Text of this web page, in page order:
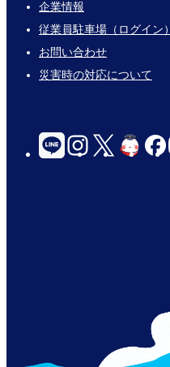
Footer
Links
企業情報
従業員駐車場（ログイン）
お問い合わせ
災害時の対応について
social-
links-